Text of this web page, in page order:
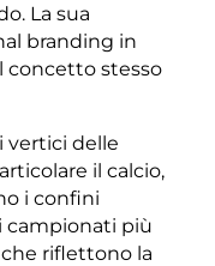
La sua
branding in
concetto stesso
vertici delle
il calcio,
i confini
campionati più
riflettono la